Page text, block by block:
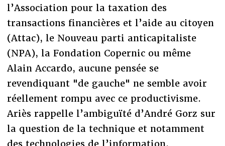
l’Association pour la taxation des
transactions financières et l’aide au citoyen
(Attac), le Nouveau parti anticapitaliste
(NPA), la Fondation Copernic ou même
Alain Accardo, aucune pensée se
revendiquant "de gauche" ne semble avoir
réellement rompu avec ce productivisme.
Ariès rappelle l’ambiguïté d’André Gorz sur
la question de la technique et notamment
des technologies de l’information.